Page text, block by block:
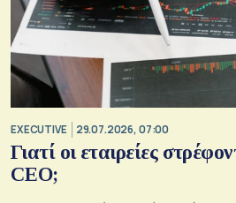
EXECUTIVE 29.07.2026, 07:00
Γιατί οι εταιρείες
CEO;